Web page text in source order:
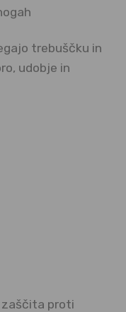
trebuščku in
udobje in
proti